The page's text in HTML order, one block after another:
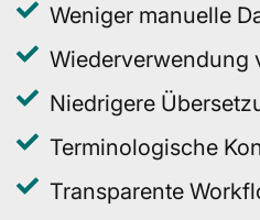
Weniger manuelle
Wiederverwendung
Niedrigere
Terminologische
Transparente